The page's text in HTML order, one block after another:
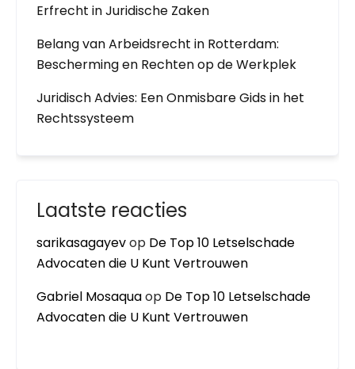
Erfrecht in Juridische Zaken
Belang van Arbeidsrecht in Rotterdam:
Bescherming en Rechten op de Werkplek
Juridisch Advies: Een Onmisbare Gids in het
Rechtssysteem
Laatste reacties
sarikasagayevop De Top 10 Letselschade
Advocaten die U Kunt Vertrouwen
Gabriel Mosaquaop De Top 10 Letselschade
Advocaten die U Kunt Vertrouwen